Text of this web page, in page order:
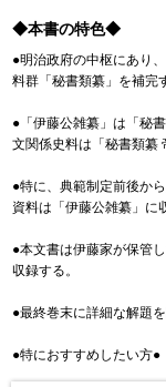
◆本書の特色◆
●明治政府の中枢にあり
料群「秘書類纂」を補完
●「伊藤公雑纂」は「秘
文関係史料は「秘書類纂
●特に、典範制定前後か
資料は「伊藤公雑纂」に
●本文書は伊藤家が保管
収録する。
●最終巻末に詳細な解題を
●特におすすめしたい方